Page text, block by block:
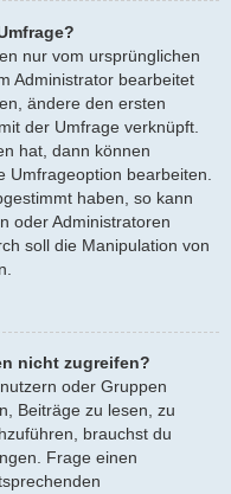
nur vom ursprünglichen
Administrator bearbeitet
ändere den ersten
der Umfrage verknüpft.
hat, dann können
Umfrageoption bearbeiten.
haben, so kann
oder Administratoren
soll die Manipulation von
nicht zugreifen?
oder Gruppen
Beiträge zu lesen, zu
brauchst du
Frage einen